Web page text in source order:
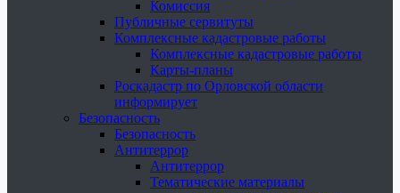
Комиссия
Публичные сервитуты
Комплексные кадастровые работы
Комплексные кадастровые работы
Карты-планы
Роскадастр по Орловской области
информирует
Безопасность
Безопасность
Антитеррор
Антитеррор
Тематические материалы